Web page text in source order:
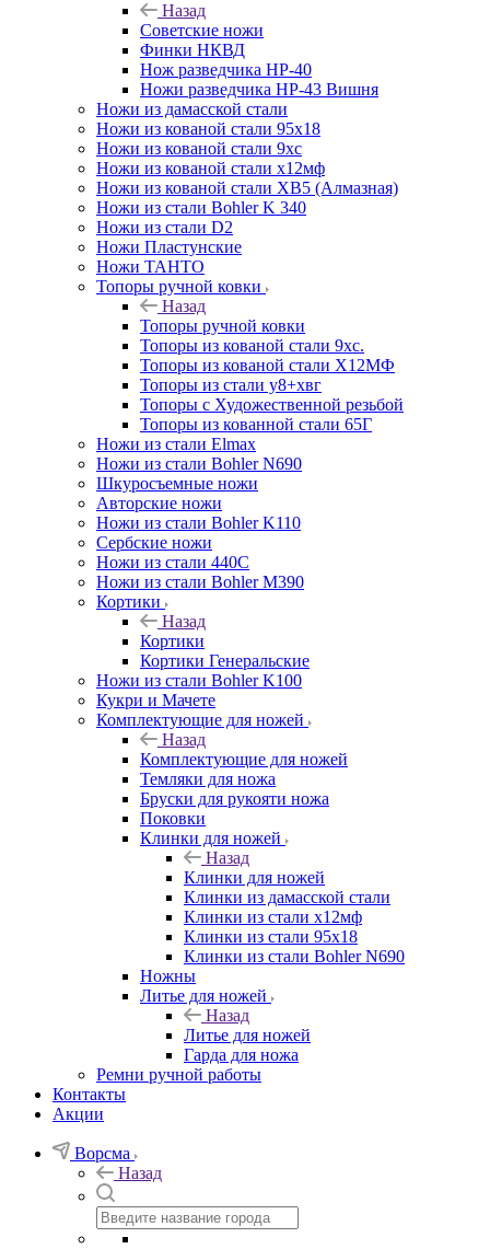
Назад
Советские ножи
Финки НКВД
Нож разведчика НР-40
Ножи разведчика НР-43 Вишня
Ножи из дамасской стали
Ножи из кованой стали 95х18
Ножи из кованой стали 9хс
Ножи из кованой стали х12мф
Ножи из кованой стали ХВ5 (Алмазная)
Ножи из стали Bohler K 340
Ножи из стали D2
Ножи Пластунские
Ножи ТАНТО
Топоры ручной ковки
Назад
Топоры ручной ковки
Топоры из кованой стали 9хс.
Топоры из кованой стали Х12МФ
Топоры из стали у8+хвг
Топоры с Художественной резьбой
Топоры из кованной стали 65Г
Ножи из стали Elmax
Ножи из стали Bohler N690
Шкуросъемные ножи
Авторские ножи
Ножи из стали Bohler K110
Сербские ножи
Ножи из стали 440С
Ножи из стали Bohler M390
Кортики
Назад
Кортики
Кортики Генеральские
Ножи из стали Bohler K100
Кукри и Мачете
Комплектующие для ножей
Назад
Комплектующие для ножей
Темляки для ножа
Бруски для рукояти ножа
Поковки
Клинки для ножей
Назад
Клинки для ножей
Клинки из дамасской стали
Клинки из стали х12мф
Клинки из стали 95х18
Клинки из стали Bohler N690
Ножны
Литье для ножей
Назад
Литье для ножей
Гарда для ножа
Ремни ручной работы
Контакты
Акции
Ворсма
Назад